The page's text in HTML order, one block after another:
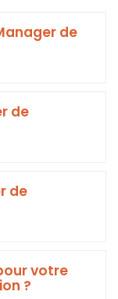
de
de
de
votre
?